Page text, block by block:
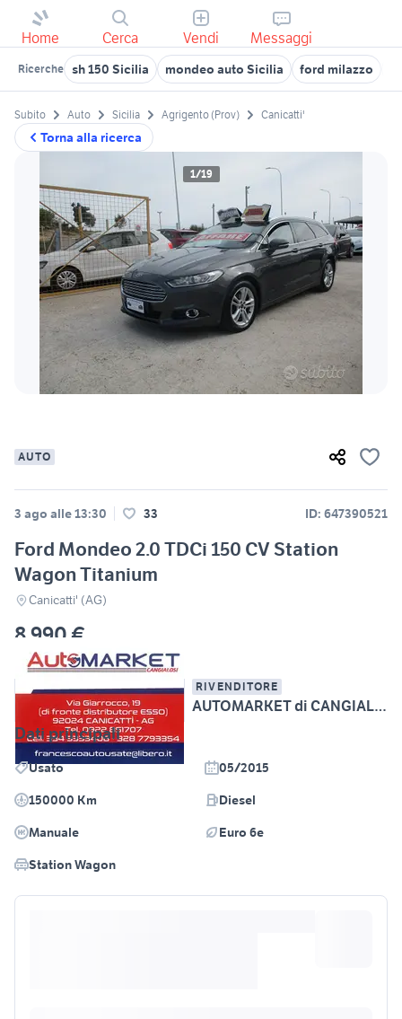
Home Cerca Vendi Messaggi
Ricerche sh 150 Sicilia mondeo auto Sicilia ford milazzo
Torna alla ricerca
Subito Auto Sicilia Agrigento (Prov) Canicatti'
1/19
AUTO
3 ago alle 13:30 33 ID: 647390521
Ford Mondeo 2.0 TDCi 150 CV Station
Wagon Titanium
Canicatti' (AG)
8.990 €
RIVENDITORE
AUTOMARKET di CANGIALOSI FRANCESCO
Dati principali
Usato
05/2015
150000 Km
Diesel
Manuale
Euro 6e
Station Wagon